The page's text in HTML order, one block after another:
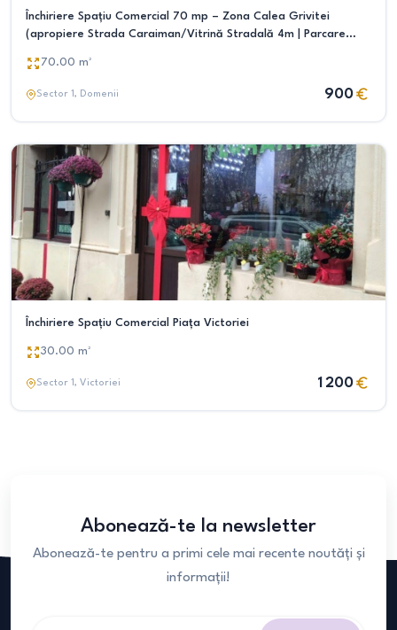
Închiriere Spațiu Comercial 70 mp – Zona Calea Grivitei
(apropiere Strada Caraiman/Vitrină Stradală 4m | Parcare
70.00 m²
Sector 1, Domenii 900
Închiriere Spațiu Comercial Piața Victoriei
30.00 m²
Sector 1, Victoriei 1 200
Abonează-te la newsletter
Abonează-te pentru a primi cele mai recente noutăți și
informații!